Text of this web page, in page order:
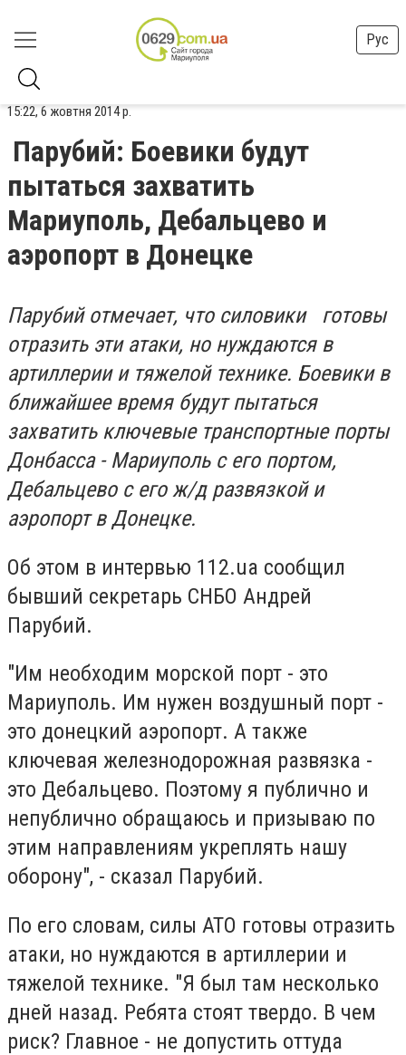
Рус
15:22, 6 жовтня 2014 р.
Парубий: Боевики будут
пытаться захватить
Мариуполь, Дебальцево и
аэропорт в Донецке
Парубий отмечает, что силовики готовы
отразить эти атаки, но нуждаются в
артиллерии и тяжелой технике. Боевики в
ближайшее время будут пытаться
захватить ключевые транспортные порты
Донбасса - Мариуполь с его портом,
Дебальцево с его ж/д развязкой и
аэропорт в Донецке.
Об этом в интервью 112.ua сообщил
бывший секретарь СНБО Андрей
Парубий.
"Им необходим морской порт - это
Мариуполь. Им нужен воздушный порт -
это донецкий аэропорт. А также
ключевая железнодорожная развязка -
это Дебальцево. Поэтому я публично и
непублично обращаюсь и призываю по
этим направлениям укреплять нашу
оборону", - сказал Парубий.
По его словам, силы АТО готовы отразить
атаки, но нуждаются в артиллерии и
тяжелой технике. "Я был там несколько
дней назад. Ребята стоят твердо. В чем
риск? Главное - не допустить оттуда